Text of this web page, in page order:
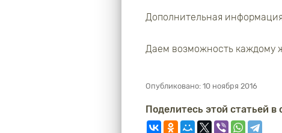
Дополнительная
Даем возможность каждому
Опубликовано: 10 ноября 2016
Поделитесь этой статьей в